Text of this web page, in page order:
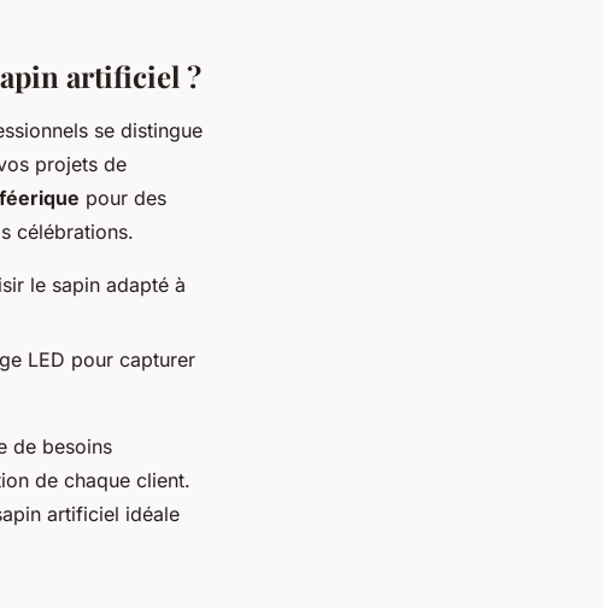
artificiel ?
se distingue
projets de
pour des
célébrations.
le sapin adapté à
LED pour capturer
de besoins
de chaque client.
artificiel idéale